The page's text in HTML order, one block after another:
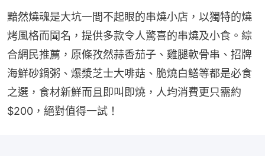
黯然燒魂是大坑一間不起眼的串燒小店，以獨特的燒
烤風格而聞名，提供多款令人驚喜的串燒及小食。綜
合網民推薦，原條孜然蒜香茄子、雞腿軟骨串、招牌
海鮮砂鍋粥、爆漿芝士大啡菇、脆燒白鱔等都是必食
之選，食材新鮮而且即叫即燒，人均消費更只需約
$200，絕對值得一試！